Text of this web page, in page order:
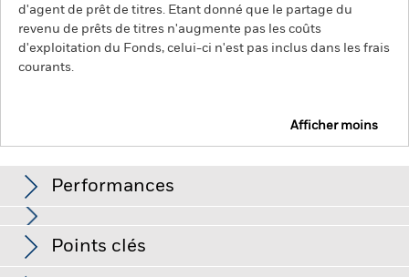
d'agent de prêt de titres. Etant donné que le partage du
revenu de prêts de titres n'augmente pas les coûts
d'exploitation du Fonds, celui-ci n'est pas inclus dans les frais
courants.
Afficher moins
Performances
Les marchés émergents sont généralement plus sensibles
aux conditions économiques et politiques que les marchés
Points clés